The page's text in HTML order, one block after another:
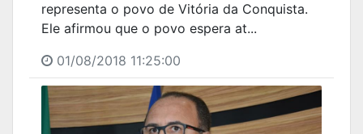
representa o povo de Vitória da Conquista.
Ele afirmou que o povo espera at...
01/08/2018 11:25:00